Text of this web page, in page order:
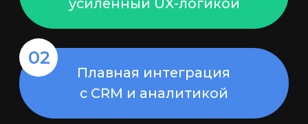
Для небольших проектов,
которым важна стабильность
и техподдержка без лишнего